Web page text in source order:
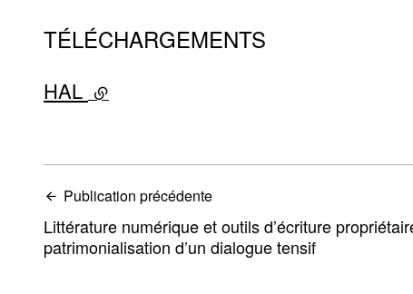
TÉLÉCHARGEMENTS
HAL - lien externe
Publication précédente
Littérature numérique et outils d’écriture
patrimonialisation d’un dialogue tensif